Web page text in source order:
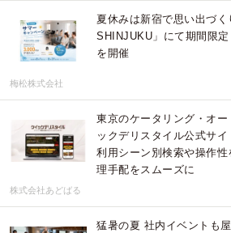
夏休みは新宿で思い出づ
SHINJUKU」にて期間限定
を開催
梅松株式会社
東京のケータリング・オ
ックデリスタイル公式サイ
利用シーン別検索や操作
理手配をスムーズに
株式会社あどばる
猛暑の夏 社内イベントも